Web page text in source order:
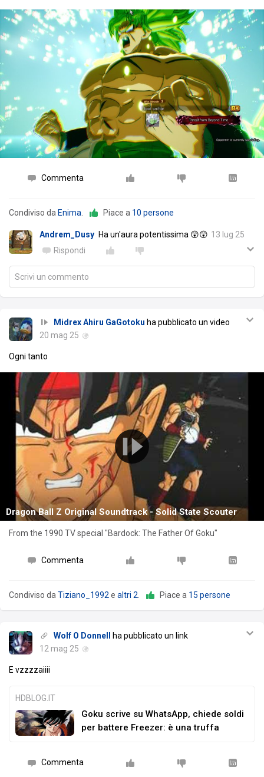
Commenta
Condiviso da Enima Piace a 10 persone
Andrem_Dusy Ha un'aura potentissima 😲😲 13 lug 25
Rispondi
Scrivi un commento
Midrex Ahiru GaGotoku ha pubblicato un video
20 mag 25
Ogni tanto
Dragon Ball Z Original Soundtrack - Solid State Scouter
From the 1990 TV special "Bardock: The Father Of Goku"
Commenta
Condiviso da Tiziano_1992 e altri 2 Piace a 15 persone
Wolf O Donnell ha pubblicato un link
12 mag 25
E vzzzzaiiii
HDBLOG.IT
Goku scrive su WhatsApp, chiede soldi
per battere Freezer: è una truffa
Commenta